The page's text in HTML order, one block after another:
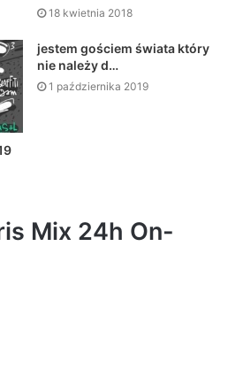
18 kwietnia 2018
jestem gościem świata który
nie należy d…
1 października 2019
Mix 24h On-